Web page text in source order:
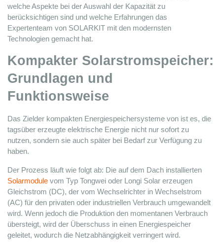
welche Aspekte bei der Auswahl der Kapazität zu
berücksichtigen sind und welche Erfahrungen das
Expertenteam von SOLARKIT mit den modernsten
Technologien gemacht hat.
Kompakter Solarstromspeicher:
Grundlagen und
Funktionsweise
Das Zielder kompakten Energiespeichersysteme von ist es, die
tagsüber erzeugte elektrische Energie nicht nur sofort zu
nutzen, sondern sie auch später bei Bedarf zur Verfügung zu
haben.
Solarmodule vom Typ Tongwei oder Longi Solar erzeugen
Gleichstrom (DC), der vom Wechselrichter in Wechselstrom
(AC) für den privaten oder industriellen Verbrauch umgewandelt
wird. Wenn jedoch die Produktion den momentanen Verbrauch
übersteigt, wird der Überschuss in einen Energiespeicher
geleitet, wodurch die Netzabhängigkeit verringert wird.